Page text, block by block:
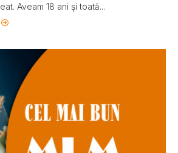
Aveam 18 ani şi toată...